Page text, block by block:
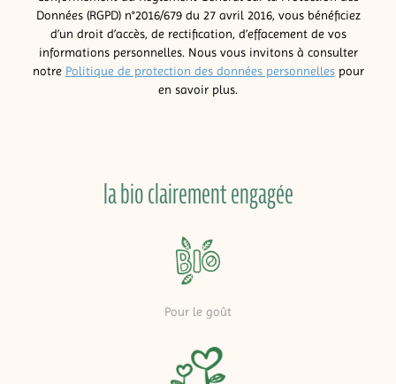
Données (RGPD) n°2016/679 du 27 avril 2016, vous bénéficiez
d’un droit d’accès, de rectification, d’effacement de vos
informations personnelles. Nous vous invitons à consulter
notre Politique de protection des données personnellespour
en savoir plus.
la bio clairement engagée
Pour le goût